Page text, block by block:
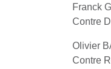
Franck
Contre
Olivier
Contre